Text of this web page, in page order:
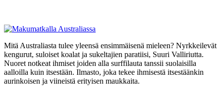
Mitä Australiasta tulee yleensä ensimmäisenä mieleen? Nyrkkeilevät
kengurut, suloiset koalat ja sukeltajien paratiisi, Suuri Valliriutta.
Nuoret notkeat ihmiset joiden alla surffilauta tanssii suolaisilla
aalloilla kuin itsestään. Ilmasto, joka tekee ihmisestä itsestäänkin
aurinkoisen ja viineistä erityisen maukkaita.